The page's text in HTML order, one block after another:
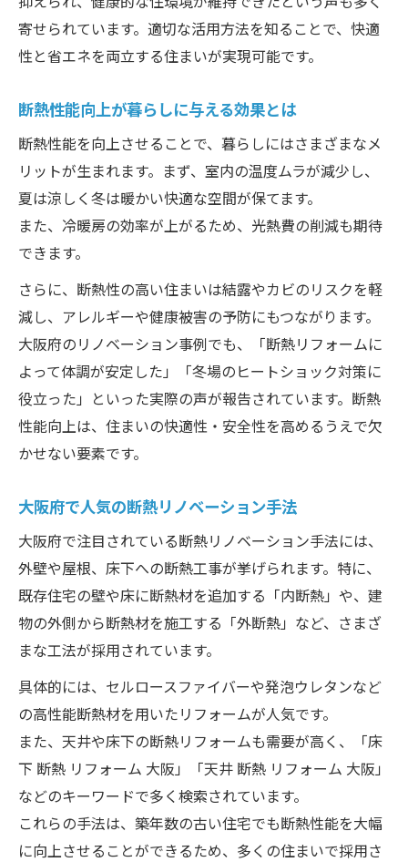
し
天井断熱リフォームの効果と注意点を紹介
役割
断熱リフォームの工法選択ポイントを押さ
える
天井や床下断熱材選びに必要な知識と判断
基準
賢いリノベーション計画と費用の考え方
リノベーション費用と断熱材コストの基本
知識
補助金活用で賢く断熱リノベーションを進
める
費用対効果を考慮した断熱材選びのポイン
断熱材リノベーションに役立つ費用計画術
寄せられています。適切な活用方法を知ることで、快適
性と省エネを両立する住まいが実現可能です。
断熱性能向上が暮らしに与える効果とは
断熱性能を向上させることで、暮らしにはさまざまなメ
リットが生まれます。まず、室内の温度ムラが減少し、
夏は涼しく冬は暖かい快適な空間が保てます。
また、冷暖房の効率が上がるため、光熱費の削減も期待
できます。
さらに、断熱性の高い住まいは結露やカビのリスクを軽
減し、アレルギーや健康被害の予防にもつながります。
大阪府のリノベーション事例でも、「断熱リフォームに
よって体調が安定した」「冬場のヒートショック対策に
役立った」といった実際の声が報告されています。断熱
性能向上は、住まいの快適性・安全性を高めるうえで欠
かせない要素です。
大阪府で人気の断熱リノベーション手法
大阪府で注目されている断熱リノベーション手法には、
外壁や屋根、床下への断熱工事が挙げられます。特に、
既存住宅の壁や床に断熱材を追加する「内断熱」や、建
物の外側から断熱材を施工する「外断熱」など、さまざ
まな工法が採用されています。
具体的には、セルロースファイバーや発泡ウレタンなど
の高性能断熱材を用いたリフォームが人気です。
また、天井や床下の断熱リフォームも需要が高く、「床
下 断熱 リフォーム 大阪」「天井 断熱 リフォーム 大阪」
などのキーワードで多く検索されています。
これらの手法は、築年数の古い住宅でも断熱性能を大幅
に向上させることができるため、多くの住まいで採用さ